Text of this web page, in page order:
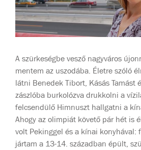
A szürkeségbe vesző nagyváros
mentem az uszodába. Életre szóló
látni Benedek Tibort, Kásás Tamást
zászlóba burkolózva drukkolni a
felcsendülő Himnuszt hallgatni a
Ahogy az olimpiát követő pár hét is
volt Pekinggel és a kínai konyhával:
jártam a 13-14. században épült,